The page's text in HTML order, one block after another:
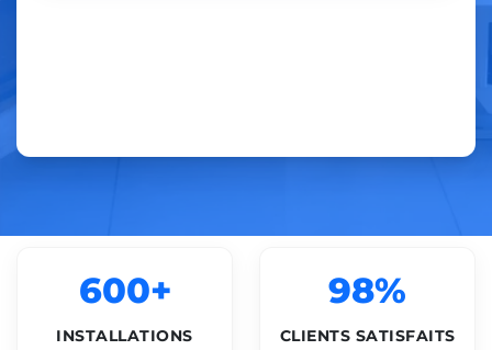
600+
INSTALLATIONS
98%
CLIENTS SATISFAITS